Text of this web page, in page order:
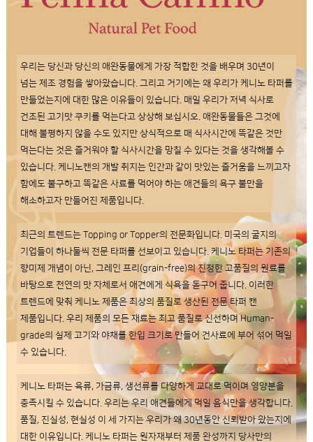
우리는 당신과 당신의 애완동물에게 가장 적합한 것을 배우며 30년이
넘는 제조 경험을 쌓아왔습니다. 그리고 거기에는 왜 우리가 케니노 타퍼를
만들었는지에 대한 많은 이유들이 있습니다. 매일 우리가 저녁 식사로
건조된 고기맛 쿠키를 먹는다고 상상해 보십시오. 애완동물들은 그것에
대해 불평하지 않을 수도 있지만 상식적으로 매 식사시간에 똑같은 것만
먹는다는 것은 즐거워야 할 식사시간을 망칠 수 있다는 것을 생각해볼 수
있습니다. 케니노캔의 개발 취지는 인간과 같이 맛있는 즐거움을 느끼고자
함에도 불구하고 똑같은 사료를 먹어야 하는 애견들의 욕구 불만을
해소하고자 만들어진 제품입니다.
최근의 트렌드는 Topping or Topper의 전문화입니다. 미국의 굴지의
기업들이 하나둘씩 전문 타퍼를 선보이고 있습니다. 케니노 타퍼는 기존의
향미제 개념이 아닌, 그레인 프리(grain-free)의 진정한 고품질의 원료를
바탕으로 천연의 맛 자체로서 애견에게 식욕을 돋구어 줍니다. 이러한
트렌드에 맞춰 케니노 제품은 최상의 품질로 생산된 전문 타퍼 캔
제품입니다. 우리 제품의 모든 재료는 최고 품질로 신선하며 Human-
grade의 실제 고기와 야채를 한입 크기로 만들어 건사료에 부어 섞어 먹일
수 있습니다.
케니노 타퍼는 육류, 가금류, 생선류를 다양하게 교대로 먹이며 영양분을
충족시킬 수 있습니다. 우리는 우리 애견들에게 먹일 음식만을 생각합니다.
품질, 진실성, 현실성 이 세 가지는 우리가 왜 30년동안 신뢰받아 왔는지에
대한 이유입니다. 케니노 타퍼는 원자재부터 제품 완성까지 당사만의